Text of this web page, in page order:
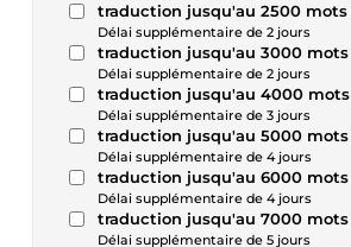
traduction jusqu'au 2500 mots
Délai supplémentaire de 2 jours
traduction jusqu'au 3000 mots
Délai supplémentaire de 2 jours
traduction jusqu'au 4000 mots
Délai supplémentaire de 3 jours
traduction jusqu'au 5000 mots
Délai supplémentaire de 4 jours
traduction jusqu'au 6000 mots
Délai supplémentaire de 4 jours
traduction jusqu'au 7000 mots
Délai supplémentaire de 5 jours